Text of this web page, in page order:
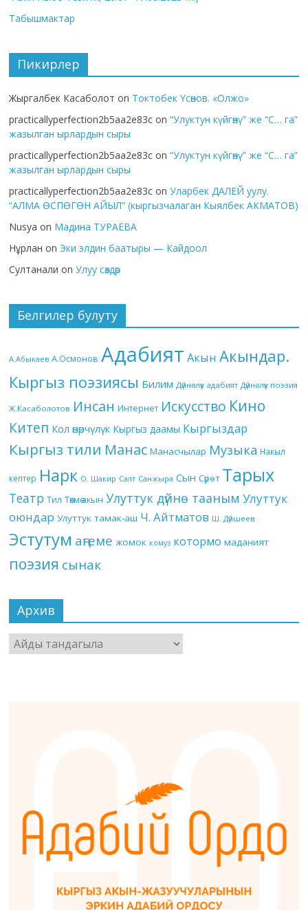
Табышмактар
Пикирлер
Жыргалбек Касаболот on Токтобек Үсөнов. «Олжо»
practicallyperfection2b5aa2e83c on“Улуктун күйгөнү” же “С… га”
жазылган ырлардын сыры
practicallyperfection2b5aa2e83c on“Улуктун күйгөнү” же “С… га”
жазылган ырлардын сыры
practicallyperfection2b5aa2e83c onУларбек ДАЛЕЙ уулу.
“АЛМА ӨСПӨГӨН АЙЫЛ” (кыргызчалаган Кыялбек АКМАТОВ)
Nusya on Мадина ТУРАЕВА
Нұрлан on Эки элдин баатыры — Кайдоол
Султанали onУлуу сөздөр
Белгилер булуту
А.Абыкаев А.Осмонов Адабият Акын Акындар.
Кыргыз поэзиясы Билим Дүйнөлүк адабият Дүйнөлүк поэзия
Ж.Касаболотов Инсан Интернет Искусство Кино
Китеп Кол өнөрчүлүк Кыргыз даамы Кыргыздар
Кыргыз тили Манас Манасчылар Музыка Накыл
кептер Нарк О. Шакир Салт Санжыра Сын Сүрөт Тарых
Театр Тил Төкмө акын Улуттук дүйнө тааным Улуттук
оюндар Улуттук тамак-аш Ч. Айтматов Ш. Дүйшеев
Эстутум аңгеме жомок комуз котормо маданият
поэзия сынак
Архив
Архив